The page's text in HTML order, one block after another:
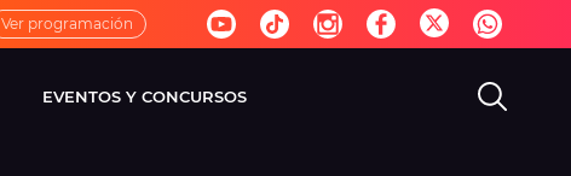
Ver programación
EVENTOS Y CONCURSOS